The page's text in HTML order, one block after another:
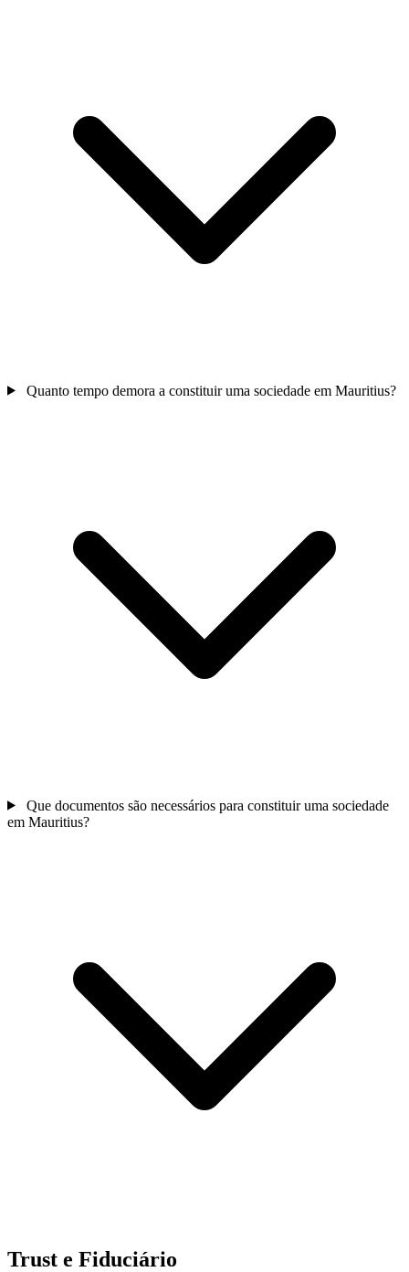
Quanto tempo demora a constituir uma sociedade em Mauritius?
Que documentos são necessários para constituir uma sociedade
em Mauritius?
Trust e Fiduciário